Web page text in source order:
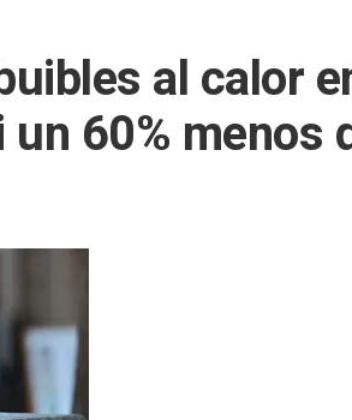
al calor
60% menos